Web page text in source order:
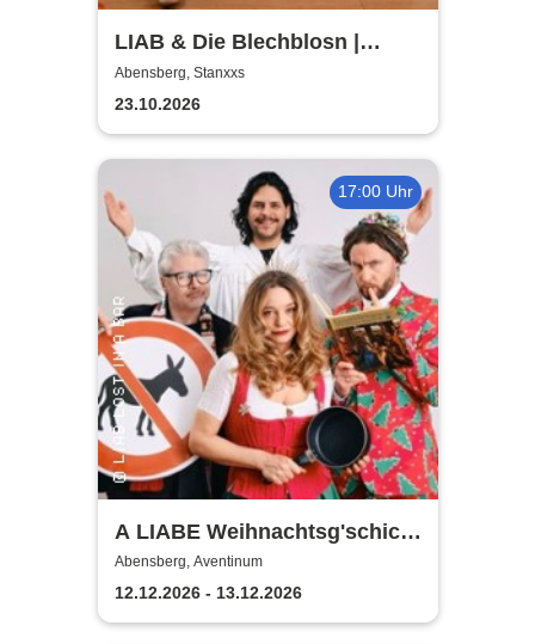
LIAB & Die Blechblosn |
Große Album-Releaseparty
Abensberg, Stanxxs
23.10.2026
17:00 Uhr
A LIABE Weihnachtsg'schicht
- Der allererste Weihnachts-
Ehekrach der Welt
Abensberg, Aventinum
12.12.2026 - 13.12.2026